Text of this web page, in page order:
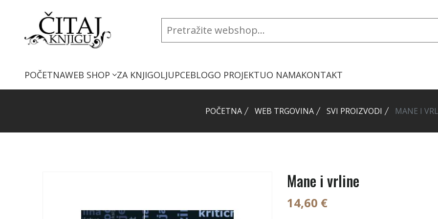
POČETNAWEB SHOP ZA KNJIGOLJUPCEBLOGO PROJEKTUO NAMAKONTAKT
POČETNA WEB TRGOVINA SVI PROIZVODI MANE I
Mane i vrline
14,60 €